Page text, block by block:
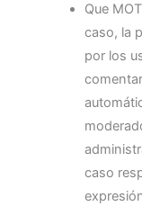
Que
caso, la
por los
caso